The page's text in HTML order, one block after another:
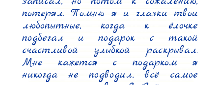
потерял. Помню я и глазки твои
любопытные, когда к ёлочке
подбегал и подарок с такой
счастливой улыбкой раскрывал.
Мне кажется с подарком я
никогда не подводил, всё самое